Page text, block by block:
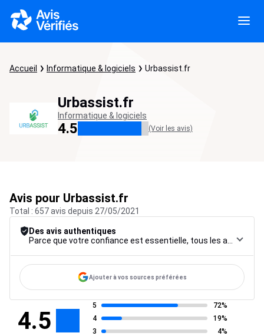
Accueil Informatique & logiciels Urbassist.fr
Urbassist.fr
Informatique & logiciels
4.5 (Voir les avis)
Avis pour Urbassist.fr
Total : 657 avis depuis 27/05/2021
Des avis authentiques
Ajouter à vos sources préférées
4.5
5
72%
4
19%
3
4%